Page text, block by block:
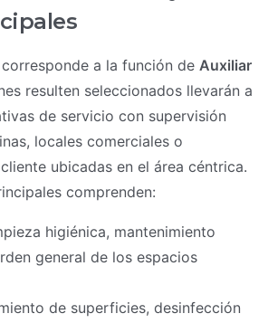
a la función de Auxiliar
resulten seleccionados llevarán a
de servicio con supervisión
locales comerciales o
ubicadas en el área céntrica.
comprenden:
higiénica, mantenimiento
general de los espacios
de superficies, desinfección